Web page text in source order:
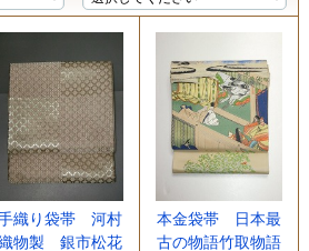
織り袋帯 河村
物製 銀市松花
本金袋帯 日本最
古の物語竹取物語